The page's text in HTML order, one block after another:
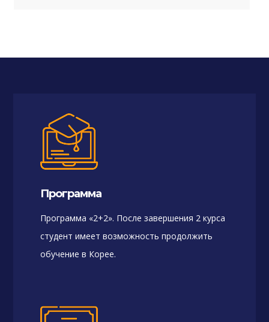
Программа
Программа «2+2». После завершения 2 курса
студент имеет возможность продолжить
обучение в Корее.